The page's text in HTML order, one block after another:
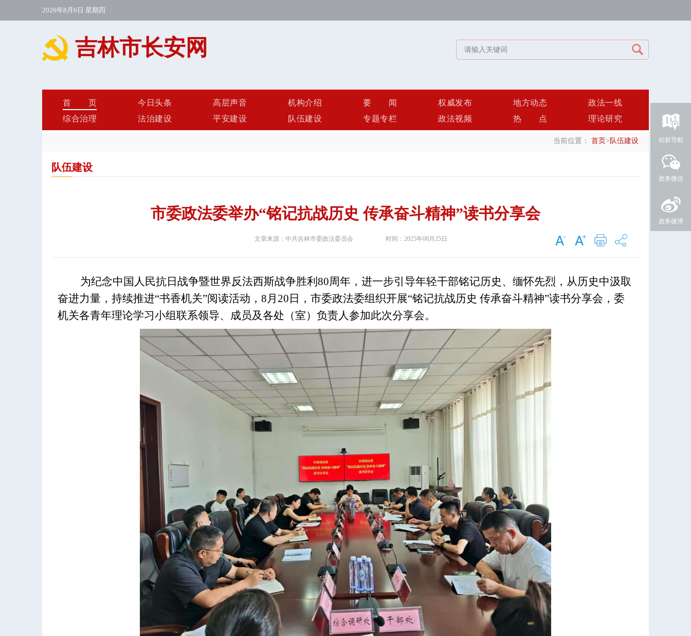
2026年8月6日 星期四
吉林市长安网
首页 今日头条 高层声音 机构介绍 要闻 权威发布 地方动态
政法一线
综合治理
法治建设 平安建设 队伍建设 专题专栏 政法视频 热点 理论研究
当前位置： 首页> 队伍建设
队伍建设
市委政法委举办“铭记抗战历史 传承奋斗精神”读书分享会
文章来源： 中共吉林市委政法委员会 时间： 2025年08月25日
为纪念中国人民抗日战争暨世界反法西斯战争胜利80周年 ，进一步引导年轻干部铭记历史、缅怀先烈，从历史中汲取
奋进力量，持续推进“书香机关”阅读活动， 8月20日， 市委政法委组织开展“铭记抗战历史 传承奋斗精神”读书分享会 ，委
机关各青年理论学习小组联系领导、 成员及各处（室）负责人参加此次分享会。
站群导航
政务微信
政务微博